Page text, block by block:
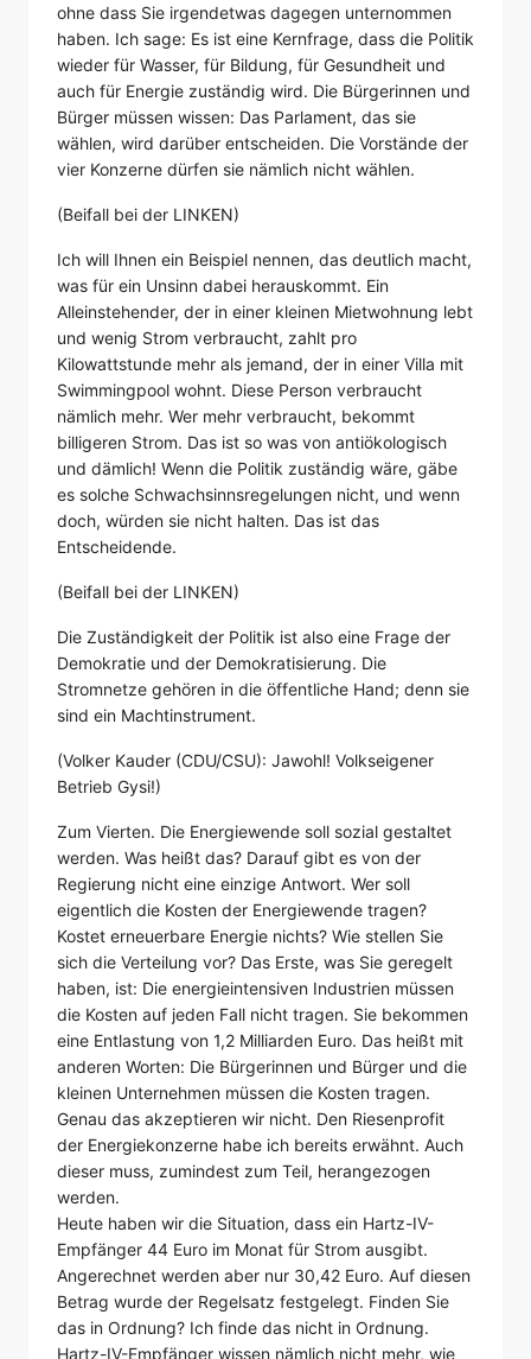
ohne dass Sie irgendetwas dagegen unternommen
haben. Ich sage: Es ist eine Kernfrage, dass die Politik
wieder für Wasser, für Bildung, für Gesundheit und
auch für Energie zuständig wird. Die Bürgerinnen und
Bürger müssen wissen: Das Parlament, das sie
wählen, wird darüber entscheiden. Die Vorstände der
vier Konzerne dürfen sie nämlich nicht wählen.
(Beifall bei der LINKEN)
Ich will Ihnen ein Beispiel nennen, das deutlich macht,
was für ein Unsinn dabei herauskommt. Ein
Alleinstehender, der in einer kleinen Mietwohnung lebt
und wenig Strom verbraucht, zahlt pro
Kilowattstunde mehr als jemand, der in einer Villa mit
Swimmingpool wohnt. Diese Person verbraucht
nämlich mehr. Wer mehr verbraucht, bekommt
billigeren Strom. Das ist so was von antiökologisch
und dämlich! Wenn die Politik zuständig wäre, gäbe
es solche Schwachsinnsregelungen nicht, und wenn
doch, würden sie nicht halten. Das ist das
Entscheidende.
(Beifall bei der LINKEN)
Die Zuständigkeit der Politik ist also eine Frage der
Demokratie und der Demokratisierung. Die
Stromnetze gehören in die öffentliche Hand; denn sie
sind ein Machtinstrument.
(Volker Kauder (CDU/CSU): Jawohl! Volkseigener
Betrieb Gysi!)
Zum Vierten. Die Energiewende soll sozial gestaltet
werden. Was heißt das? Darauf gibt es von der
Regierung nicht eine einzige Antwort. Wer soll
eigentlich die Kosten der Energiewende tragen?
Kostet erneuerbare Energie nichts? Wie stellen Sie
sich die Verteilung vor? Das Erste, was Sie geregelt
haben, ist: Die energieintensiven Industrien müssen
die Kosten auf jeden Fall nicht tragen. Sie bekommen
eine Entlastung von 1,2 Milliarden Euro. Das heißt mit
anderen Worten: Die Bürgerinnen und Bürger und die
kleinen Unternehmen müssen die Kosten tragen.
Genau das akzeptieren wir nicht. Den Riesenprofit
der Energiekonzerne habe ich bereits erwähnt. Auch
dieser muss, zumindest zum Teil, herangezogen
werden.
Heute haben wir die Situation, dass ein Hartz-IV-
Empfänger 44 Euro im Monat für Strom ausgibt.
Angerechnet werden aber nur 30,42 Euro. Auf diesen
Betrag wurde der Regelsatz festgelegt. Finden Sie
das in Ordnung? Ich finde das nicht in Ordnung.
Hartz-IV-Empfänger wissen nämlich nicht mehr, wie